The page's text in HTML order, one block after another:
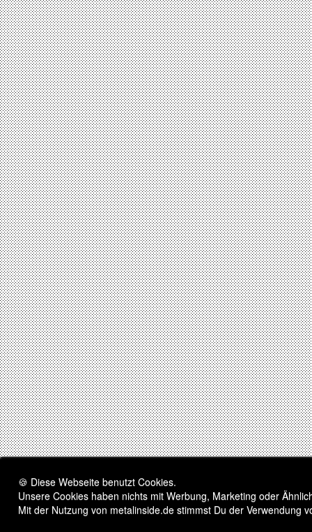
🍪 Diese Webseite benutzt Cookies.
Unsere Cookies haben nichts mit Werbung, Marketing oder
Mit der Nutzung von metalinside.de stimmst Du der Verwendung